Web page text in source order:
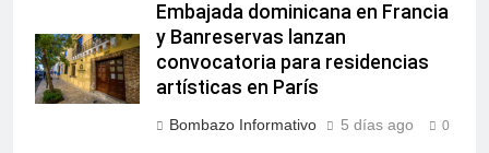
Embajada dominicana en Francia
y Banreservas lanzan
convocatoria para residencias
artísticas en París
Bombazo Informativo 5 días ago 0